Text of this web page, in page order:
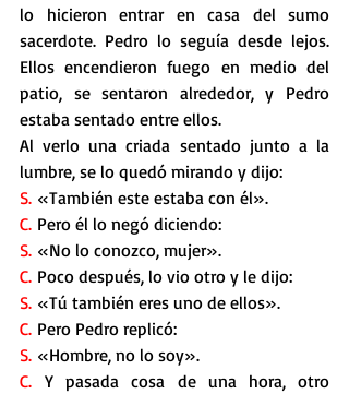
lo hicieron entrar en casa del sumo
sacerdote. Pedro lo seguía desde lejos.
Ellos encendieron fuego en medio del
patio, se sentaron alrededor, y Pedro
estaba sentado entre ellos.
Al verlo una criada sentado junto a la
lumbre, se lo quedó mirando y dijo:
S. «También este estaba con él».
C. Pero él lo negó diciendo:
S. «No lo conozco, mujer».
C. Poco después, lo vio otro y le dijo:
S. «Tú también eres uno de ellos».
C. Pero Pedro replicó:
S. «Hombre, no lo soy».
C. Y pasada cosa de una hora, otro